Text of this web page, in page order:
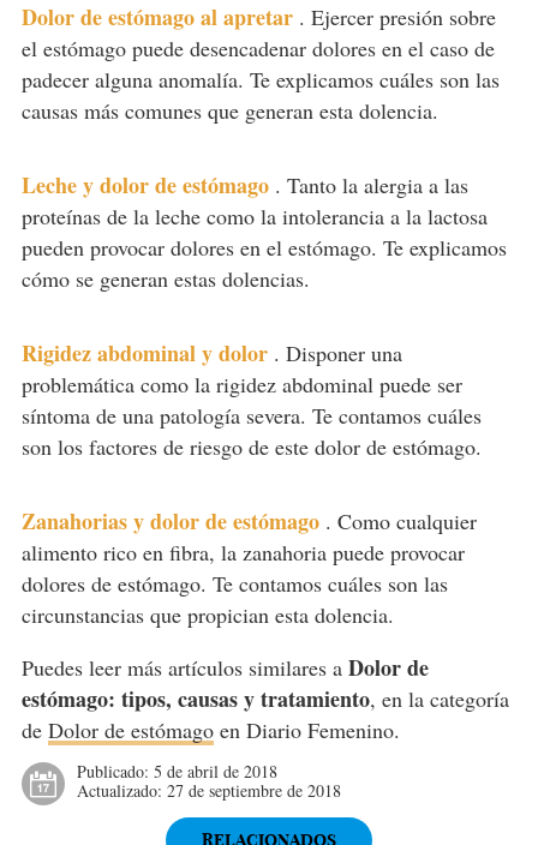
Dolor de estómago al apretar . Ejercer presión sobre
el estómago puede desencadenar dolores en el caso de
padecer alguna anomalía. Te explicamos cuáles son las
causas más comunes que generan esta dolencia.
Leche y dolor de estómago . Tanto la alergia a las
proteínas de la leche como la intolerancia a la lactosa
pueden provocar dolores en el estómago. Te explicamos
cómo se generan estas dolencias.
Rigidez abdominal y dolor . Disponer una
problemática como la rigidez abdominal puede ser
síntoma de una patología severa. Te contamos cuáles
son los factores de riesgo de este dolor de estómago.
Zanahorias y dolor de estómago . Como cualquier
alimento rico en fibra, la zanahoria puede provocar
dolores de estómago. Te contamos cuáles son las
circunstancias que propician esta dolencia.
Puedes leer más artículos similares a Dolor de
estómago: tipos, causas y tratamiento, en la categoría
de Dolor de estómagoen Diario Femenino.
Publicado: 5 de abril de 2018
Actualizado: 27 de septiembre de 2018